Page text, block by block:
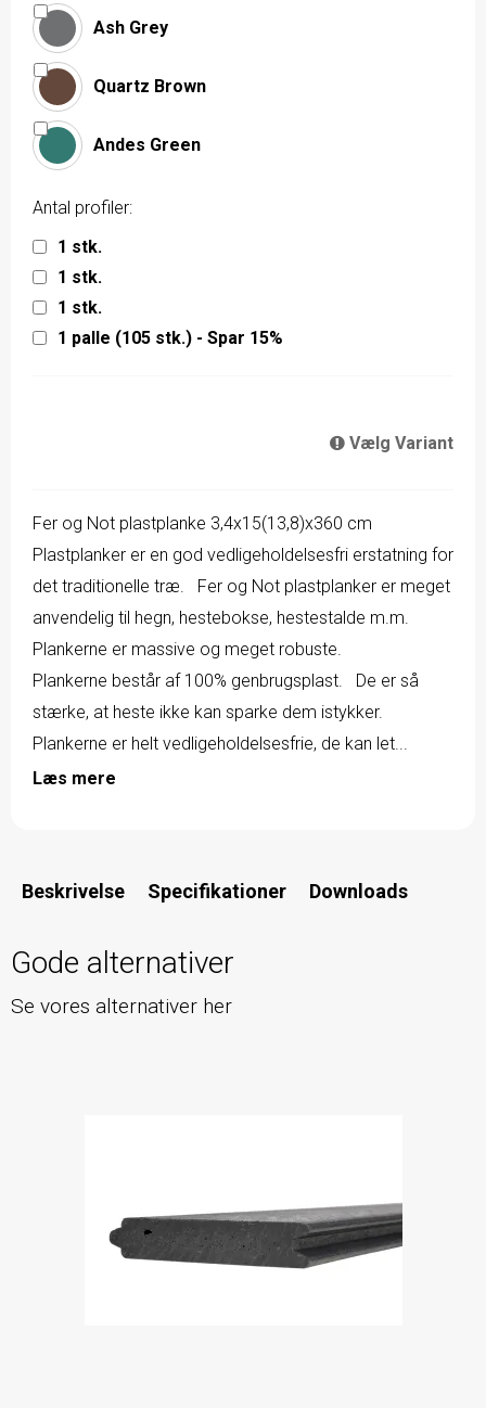
Ash Grey
Quartz Brown
Andes Green
Antal profiler:
1 stk.
1 stk.
1 stk.
1 palle (105 stk.) - Spar 15%
Vælg Variant
Fer og Not plastplanke 3,4x15(13,8)x360 cm
Plastplanker er en god vedligeholdelsesfri erstatning for
det traditionelle træ. Fer og Not plastplanker er meget
anvendelig til hegn, hestebokse, hestestalde m.m.
Plankerne er massive og meget robuste.
Plankerne består af 100% genbrugsplast. De er så
stærke, at heste ikke kan sparke dem istykker.
Plankerne er helt vedligeholdelsesfrie, de kan let...
Læs mere
Beskrivelse Specifikationer Downloads
Gode alternativer
Se vores alternativer her